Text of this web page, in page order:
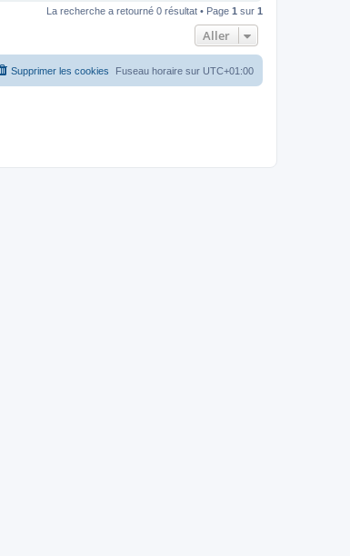
La recherche a retourné 0 résultat • Page 1 sur 1
Aller
Fuseau horaire sur UTC+01:00
Supprimer les cookies